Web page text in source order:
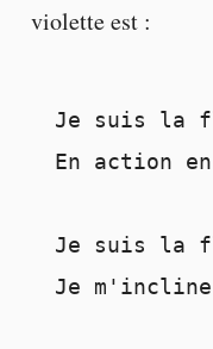
violette est :
Je suis la
En action
Je suis la
Je m'incline